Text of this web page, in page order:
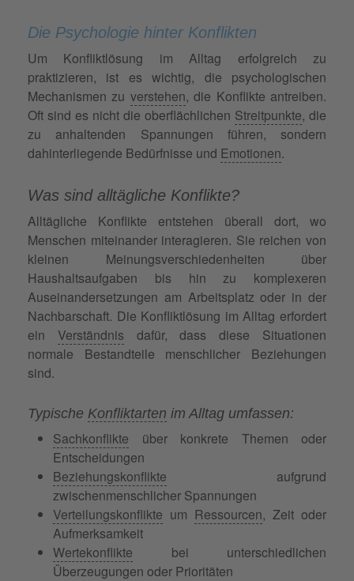
Die Psychologie hinter Konflikten
Um Konfliktlösung im Alltag erfolgreich zu
praktizieren, ist es wichtig, die psychologischen
Mechanismen zu verstehen, die Konflikte antreiben.
Oft sind es nicht die oberflächlichen Streitpunkte, die
zu anhaltenden Spannungen führen, sondern
dahinterliegende Bedürfnisse und Emotionen.
Was sind alltägliche Konflikte?
Alltägliche Konflikte entstehen überall dort, wo
Menschen miteinander interagieren. Sie reichen von
kleinen Meinungsverschiedenheiten über
Haushaltsaufgaben bis hin zu komplexeren
Auseinandersetzungen am Arbeitsplatz oder in der
Nachbarschaft. Die Konfliktlösung im Alltag erfordert
ein Verständnis dafür, dass diese Situationen
normale Bestandteile menschlicher Beziehungen
sind.
Typische Konfliktarten im Alltag umfassen:
Sachkonflikte über konkrete Themen oder
Entscheidungen
Beziehungskonflikte aufgrund
zwischenmenschlicher Spannungen
Verteilungskonflikte um Ressourcen, Zeit oder
Aufmerksamkeit
Wertekonflikte bei unterschiedlichen
Überzeugungen oder Prioritäten